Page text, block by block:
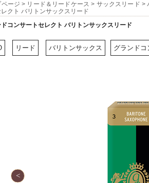
ページ > リード＆リードケース > サックスリード >
クト バリトンサックスリード
ドコンサートセレクト バリトンサックスリード
リード バリトンサックス グランドコ